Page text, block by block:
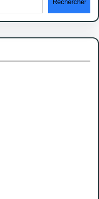
Rechercher